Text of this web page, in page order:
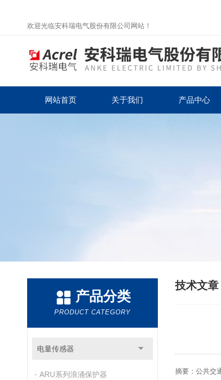
欢迎光临安科瑞电气股份有限公司网站！
网站首页 关于我们 产品中心
产品分类
PRODUCT CATEGORY
电量传感器
ARU系列浪涌保护器
技术文章
摘要：公共交